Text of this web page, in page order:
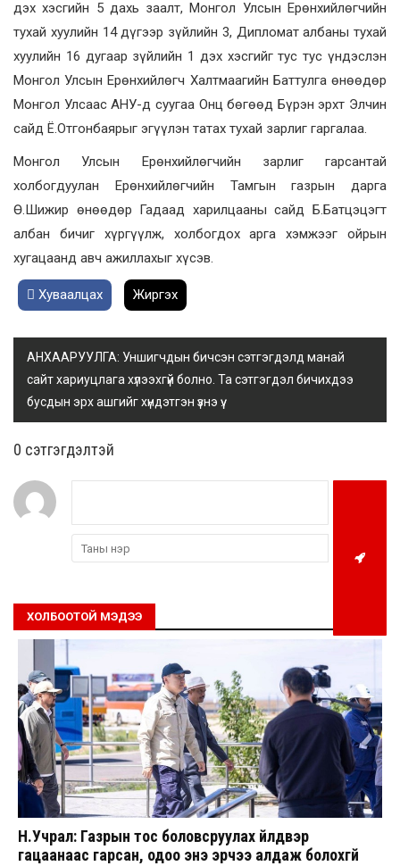
дэх хэсгийн 5 дахь заалт, Монгол Улсын Ерөнхийлөгчийн
тухай хуулийн 14 дүгээр зүйлийн 3, Дипломат албаны тухай
хуулийн 16 дугаар зүйлийн 1 дэх хэсгийг тус тус үндэслэн
Монгол Улсын Ерөнхийлөгч Халтмаагийн Баттулга өнөөдөр
Монгол Улсаас АНУ-д суугаа Онц бөгөөд Бүрэн эрхт Элчин
сайд Ё.Отгонбаярыг эгүүлэн татах тухай зарлиг гаргалаа.
Монгол Улсын Ерөнхийлөгчийн зарлиг гарсантай
холбогдуулан Ерөнхийлөгчийн Тамгын газрын дарга
Ө.Шижир өнөөдөр Гадаад харилцааны сайд Б.Батцэцэгт
албан бичиг хүргүүлж, холбогдох арга хэмжээг ойрын
хугацаанд авч ажиллахыг хүсэв.
Хуваалцах Жиргэх
АНХААРУУЛГА: Уншигчдын бичсэн сэтгэгдэлд манай
сайт хариуцлага хүлээхгүй болно. Та сэтгэгдэл бичихдээ
бусдын эрх ашгийг хүндэтгэн үзнэ үү.
0 cэтгэгдэлтэй
ХОЛБООТОЙ МЭДЭЭ
Н.Учрал: Газрын тос боловсруулах үйлдвэр
гацаанаас гарсан, одоо энэ эрчээ алдаж болохгүй